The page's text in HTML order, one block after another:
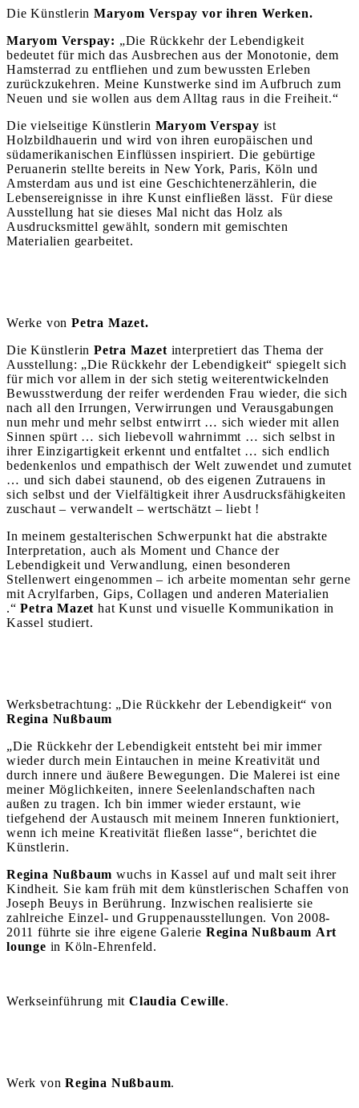
Die Künstlerin Maryom Verspay vor ihren Werken.
Maryom Verspay: „Die Rückkehr der Lebendigkeit
bedeutet für mich das Ausbrechen aus der Monotonie, dem
Hamsterrad zu entfliehen und zum bewussten Erleben
zurückzukehren. Meine Kunstwerke sind im Aufbruch zum
Neuen und sie wollen aus dem Alltag raus in die Freiheit.“
Die vielseitige Künstlerin Maryom Verspay ist
Holzbildhauerin und wird von ihren europäischen und
südamerikanischen Einflüssen inspiriert. Die gebürtige
Peruanerin stellte bereits in New York, Paris, Köln und
Amsterdam aus und ist eine Geschichtenerzählerin, die
Lebensereignisse in ihre Kunst einfließen lässt. Für diese
Ausstellung hat sie dieses Mal nicht das Holz als
Ausdrucksmittel gewählt, sondern mit gemischten
Materialien gearbeitet.
Werke von Petra Mazet.
Die Künstlerin Petra Mazet interpretiert das Thema der
Ausstellung: „Die Rückkehr der Lebendigkeit“ spiegelt sich
für mich vor allem in der sich stetig weiterentwickelnden
Bewusstwerdung der reifer werdenden Frau wieder, die sich
nach all den Irrungen, Verwirrungen und Verausgabungen
nun mehr und mehr selbst entwirrt … sich wieder mit allen
Sinnen spürt … sich liebevoll wahrnimmt … sich selbst in
ihrer Einzigartigkeit erkennt und entfaltet … sich endlich
bedenkenlos und empathisch der Welt zuwendet und zumutet
… und sich dabei staunend, ob des eigenen Zutrauens in
sich selbst und der Vielfältigkeit ihrer Ausdrucksfähigkeiten
zuschaut – verwandelt – wertschätzt – liebt !
In meinem gestalterischen Schwerpunkt hat die abstrakte
Interpretation, auch als Moment und Chance der
Lebendigkeit und Verwandlung, einen besonderen
Stellenwert eingenommen – ich arbeite momentan sehr gerne
mit Acrylfarben, Gips, Collagen und anderen Materialien
.“Petra Mazet hat Kunst und visuelle Kommunikation in
Kassel studiert.
Werksbetrachtung: „Die Rückkehr der Lebendigkeit“ von
Regina Nußbaum
„Die Rückkehr der Lebendigkeit entsteht bei mir immer
wieder durch mein Eintauchen in meine Kreativität und
durch innere und äußere Bewegungen. Die Malerei ist eine
meiner Möglichkeiten, innere Seelenlandschaften nach
außen zu tragen. Ich bin immer wieder erstaunt, wie
tiefgehend der Austausch mit meinem Inneren funktioniert,
wenn ich meine Kreativität fließen lasse“, berichtet die
Künstlerin.
Regina Nußbaum wuchs in Kassel auf und malt seit ihrer
Kindheit. Sie kam früh mit dem künstlerischen Schaffen von
Joseph Beuys in Berührung. Inzwischen realisierte sie
zahlreiche Einzel- und Gruppenausstellungen. Von 2008-
2011 führte sie ihre eigene Galerie Regina Nußbaum Art
lounge in Köln-Ehrenfeld.
Werkseinführung mit Claudia Cewille.
Werk vonRegina Nußbaum.